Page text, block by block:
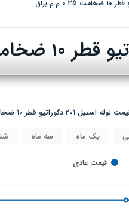
قطر 10 ضخامت 0.35 م.م براق
یک ماه سه ماه
قیمت عادی